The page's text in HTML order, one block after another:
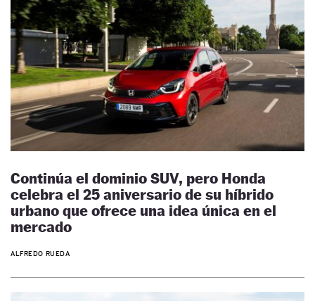
Continúa el dominio SUV, pero Honda
celebra el 25 aniversario de su híbrido
urbano que ofrece una idea única en el
mercado
ALFREDO RUEDA